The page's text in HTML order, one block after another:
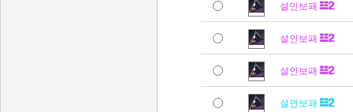
설인보패
설인보패
설인보패
설인보패